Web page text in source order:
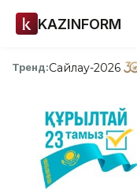
KAZINFORM
Тренд:Сайлау-2026